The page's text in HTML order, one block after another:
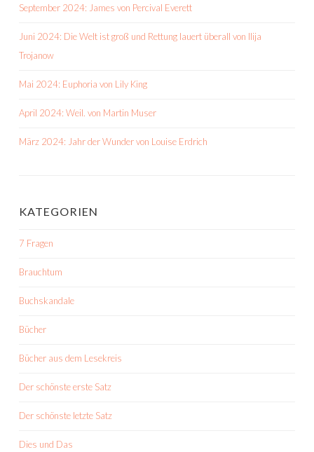
September 2024: James von Percival Everett
Juni 2024: Die Welt ist groß und Rettung lauert überall von Ilija
Trojanow
Mai 2024: Euphoria von Lily King
April 2024: Weil. von Martin Muser
März 2024: Jahr der Wunder von Louise Erdrich
KATEGORIEN
7 Fragen
Brauchtum
Buchskandale
Bücher
Bücher aus dem Lesekreis
Der schönste erste Satz
Der schönste letzte Satz
Dies und Das